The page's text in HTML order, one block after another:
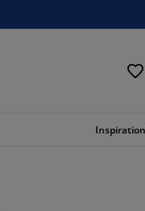
Inspiration